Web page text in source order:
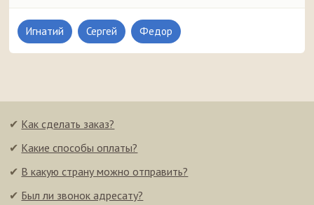
Игнатий Сергей Федор
✔ Как сделать заказ?
✔ Какие способы оплаты?
✔ В какую страну можно отправить?
✔ Был ли звонок адресату?